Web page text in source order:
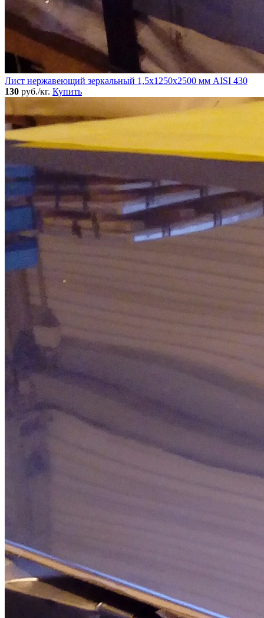
Лист нержавеющий зеркальный 1,5х1250х2500 мм AISI 430
130 руб./кг. Купить